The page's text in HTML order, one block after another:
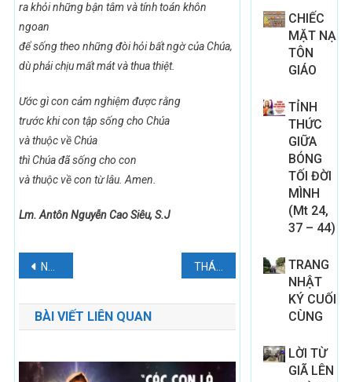
ra khỏi những bận tâm và tính toán khôn
ngoan
để sống theo những đòi hỏi bất ngờ của Chúa,
dù phải chịu mất mát và thua thiệt.
Ước gì con cảm nghiệm được rằng
trước khi con tập sống cho Chúa
và thuộc về Chúa
thì Chúa đã sống cho con
và thuộc về con từ lâu. Amen.
Lm. Antôn Nguyễn Cao Siêu, S.J
Điều
hướng
bài
viết
Nhận biết ánh nhìn của Chúa Giêsu qua Kinh thánh THÁNH GIOAN THÁNH GIÁ
BÀI VIẾT LIÊN QUAN
CHIẾC
MẶT NẠ
TÔN
GIÁO
TỈNH
THỨC
GIỮA
BÓNG
TỐI ĐỜI
MÌNH
(Mt 24,
37 – 44)
TRANG
NHẬT
KÝ CUỐI
CÙNG
LỜI TỪ
GIÃ LÊN